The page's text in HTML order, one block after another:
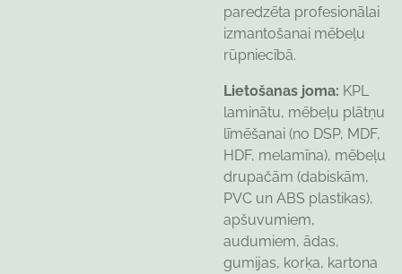
paredzēta profesionālai
izmantošanai mēbeļu
rūpniecībā.
Lietošanas joma: KPL
laminātu, mēbeļu plātņu
līmēšanai (no DSP, MDF,
HDF, melamīna), mēbeļu
drupačām (dabiskām,
PVC un ABS plastikas),
apšuvumiem,
audumiem, ādas,
gumijas, korķa, kartona